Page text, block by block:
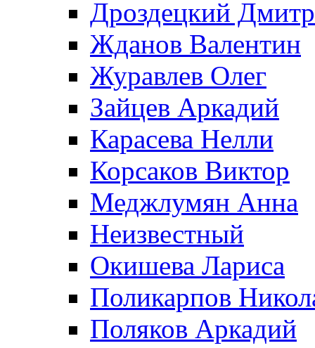
Дроздецкий
Жданов Валентин
Журавлев Олег
Зайцев Аркадий
Карасева Нелли
Корсаков Виктор
Меджлумян Анна
Неизвестный
Окишева Лариса
Поликарпов
Поляков Аркадий